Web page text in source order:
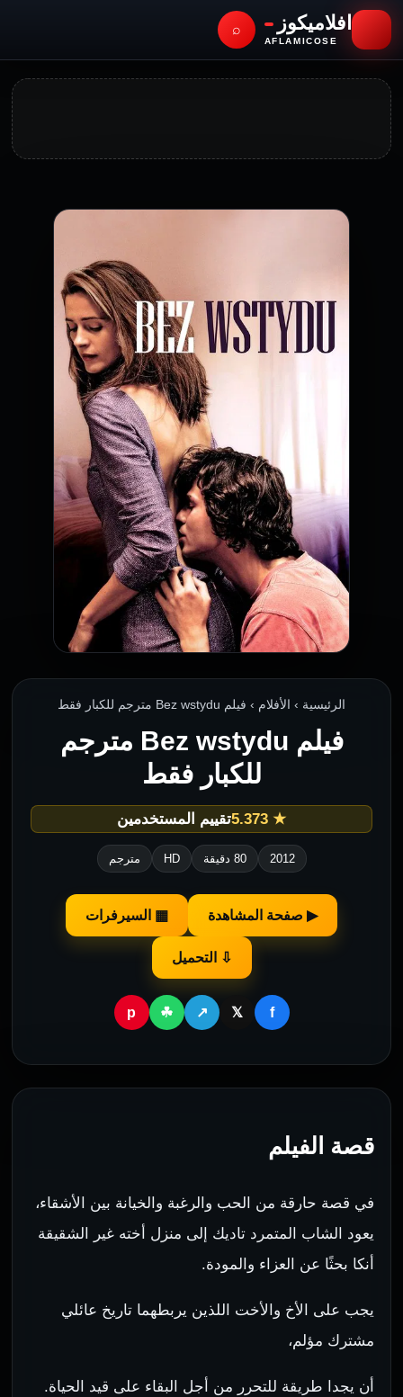
افلاميكوز
AFLAMICOSE
⌕
الرئيسية › الأفلام › فيلم Bez wstydu مترجم للكبار فقط
فيلم Bez wstydu مترجم
للكبار فقط
★ 5.373 تقييم المستخدمين
2012 80 دقيقة HD مترجم
▶ صفحة المشاهدة ▦ السيرفرات
⇩ التحميل
f
𝕏
↗
☘
p
قصة الفيلم
في قصة حارقة من الحب والرغبة والخيانة بين الأشقاء،
يعود الشاب المتمرد تاديك إلى منزل أخته غير الشقيقة
أنكا بحثًا عن العزاء والمودة.
يجب على الأخ والأخت اللذين يربطهما تاريخ عائلي
مشترك مؤلم،
أن يجدا طريقة للتحرر من أجل البقاء على قيد الحياة.